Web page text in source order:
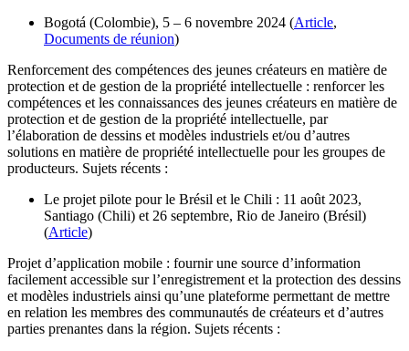
Bogotá (Colombie), 5 – 6 novembre 2024 (Article,
Documents de réunion)
Renforcement des compétences des jeunes créateurs en matière de
protection et de gestion de la propriété intellectuelle : renforcer les
compétences et les connaissances des jeunes créateurs en matière de
protection et de gestion de la propriété intellectuelle, par
l’élaboration de dessins et modèles industriels et/ou d’autres
solutions en matière de propriété intellectuelle pour les groupes de
producteurs. Sujets récents :
Le projet pilote pour le Brésil et le Chili : 11 août 2023,
Santiago (Chili) et 26 septembre, Rio de Janeiro (Brésil)
(Article)
Projet d’application mobile : fournir une source d’information
facilement accessible sur l’enregistrement et la protection des dessins
et modèles industriels ainsi qu’une plateforme permettant de mettre
en relation les membres des communautés de créateurs et d’autres
parties prenantes dans la région. Sujets récents :